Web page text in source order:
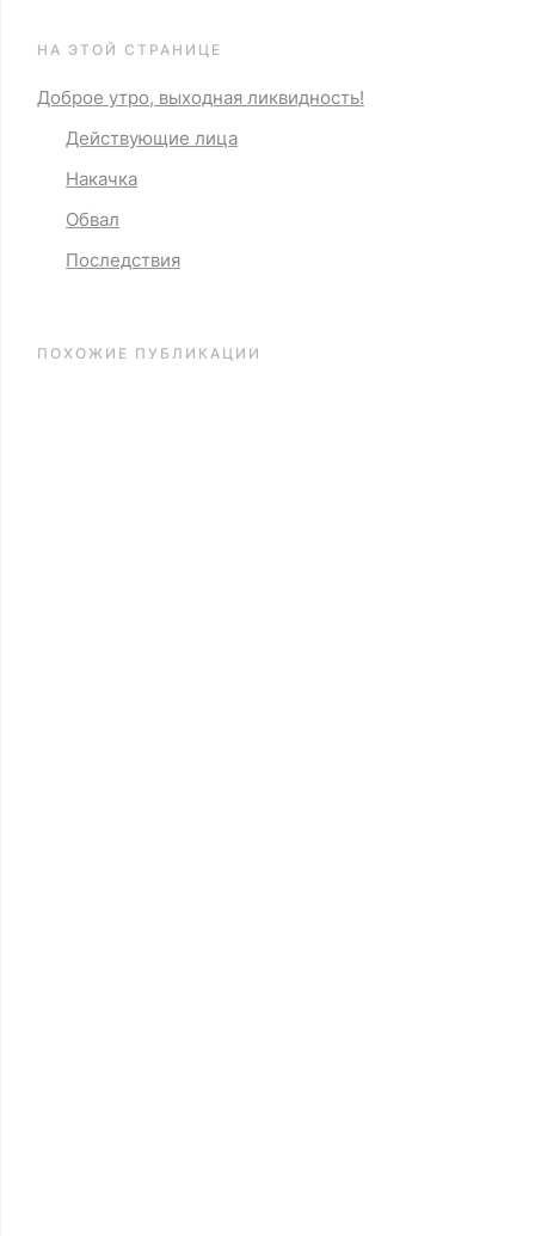
НА ЭТОЙ СТРАНИЦЕ
Доброе утро, выходная ликвидность!
Действующие лица
Накачка
Обвал
Последствия
ПОХОЖИЕ ПУБЛИКАЦИИ